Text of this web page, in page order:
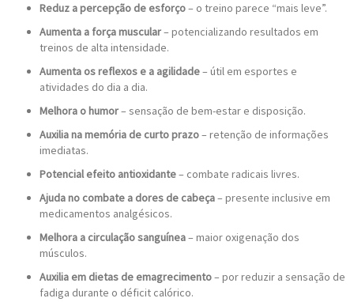
Reduz a percepção de esforço– o treino parece “mais leve”.
Aumenta a força muscular– potencializando resultados em
treinos de alta intensidade.
Aumenta os reflexos e a agilidade– útil em esportes e
atividades do dia a dia.
Melhora o humor– sensação de bem-estar e disposição.
Auxilia na memória de curto prazo– retenção de informações
imediatas.
Potencial efeito antioxidante– combate radicais livres.
Ajuda no combate a dores de cabeça– presente inclusive em
medicamentos analgésicos.
Melhora a circulação sanguínea– maior oxigenação dos
músculos.
Auxilia em dietas de emagrecimento– por reduzir a sensação de
fadiga durante o déficit calórico.